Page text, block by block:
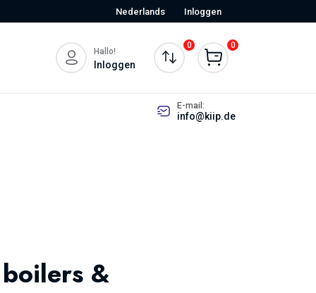
Nederlands Inloggen
Hallo!
Inloggen
0 0
E-mail:
info@kiip.de
&